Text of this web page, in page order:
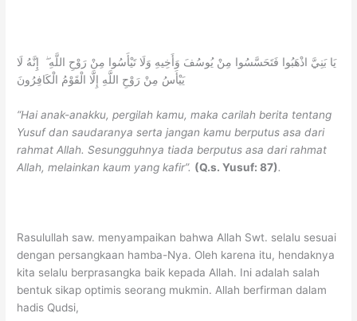
يَا بَنِيَّ اذْهَبُوا فَتَحَسَّسُوا مِنْ يُوسُفَ وَأَخِيهِ وَلَا تَيْأَسُوا مِنْ رَوْحِ اللَّهِ ۖ إِنَّهُ لَا
يَيْأَسُ مِنْ رَوْحِ اللَّهِ إِلَّا الْقَوْمُ الْكَافِرُونَ
“Hai anak-anakku, pergilah kamu, maka carilah berita tentang
Yusuf dan saudaranya serta jangan kamu berputus asa dari
rahmat Allah. Sesungguhnya tiada berputus asa dari rahmat
Allah, melainkan kaum yang kafir”. (Q.s. Yusuf: 87).
Rasulullah saw. menyampaikan bahwa Allah Swt. selalu sesuai
dengan persangkaan hamba-Nya. Oleh karena itu, hendaknya
kita selalu berprasangka baik kepada Allah. Ini adalah salah
bentuk sikap optimis seorang mukmin. Allah berfirman dalam
hadis Qudsi,